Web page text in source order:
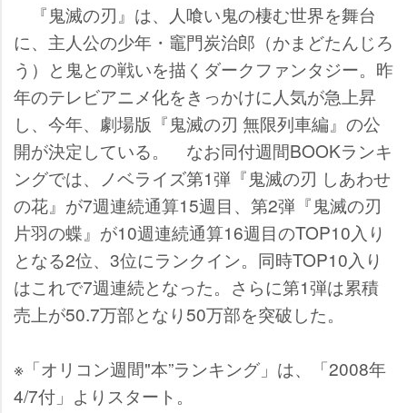
『鬼滅の刃』は、人喰い鬼の棲む世界を舞台
に、主人公の少年・竈門炭治郎（かまどたんじろ
う）と鬼との戦いを描くダークファンタジー。昨
年のテレビアニメ化をきっかけに人気が急上昇
し、今年、劇場版『鬼滅の刃 無限列車編』の公
開が決定している。 なお同付週間BOOKランキ
ングでは、ノベライズ第1弾『鬼滅の刃 しあわせ
の花』が7週連続通算15週目、第2弾『鬼滅の刃
片羽の蝶』が10週連続通算16週目のTOP10入り
となる2位、3位にランクイン。同時TOP10入り
はこれで7週連続となった。さらに第1弾は累積
売上が50.7万部となり50万部を突破した。
※「オリコン週間"本”ランキング」は、「2008年
4/7付」よりスタート。